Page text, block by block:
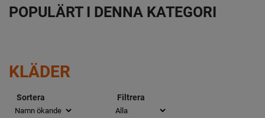
POPULÄRT I DENNA KATEGORI
KLÄDER
Sortera Filtrera